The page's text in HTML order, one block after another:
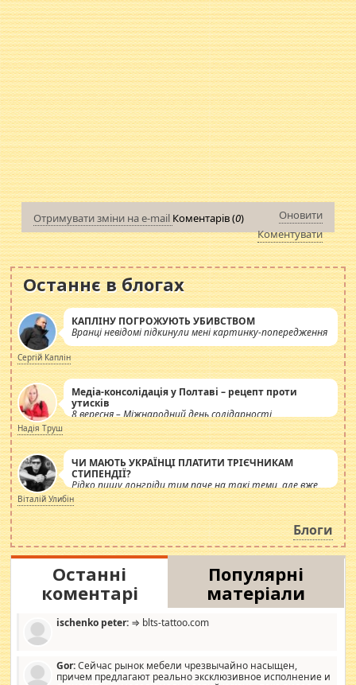
Отримувати зміни на e-mail Коментарів (0)
Оновити
Коментувати
Останнє в блогах
КАПЛІНУ ПОГРОЖУЮТЬ УБИВСТВОМ
Вранці невідомі підкинули мені картинку-попередження
Сергій Каплін
Медіа-консолідація у Полтаві – рецепт проти
утисків
8 вересня – Міжнародний день солідарності
журналістів.
Надія Труш
ЧИ МАЮТЬ УКРАЇНЦІ ПЛАТИТИ ТРІЄЧНИКАМ
СТИПЕНДІЇ?
Рідко пишу лонгріди тим паче на такі теми, але вже
просто дістало! Обурюють сьогоднішні інсенуації
навколо стипендіального питання. Штучно
роздувається ще одна соціальна катастрофа.
Віталій Улибін
Блоги
Останні
коментарі
Популярні
матеріали
ischenko peter: ⇒ blts-tattoo.com
Gor:Сейчас рынок мебели чрезвычайно насыщен,
причем предлагают реально эксклюзивное исполнение и